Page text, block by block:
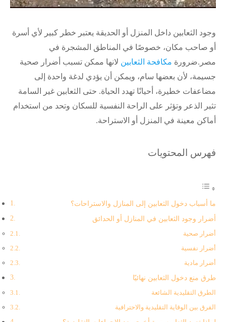
وجود الثعابين داخل المنزل أو الحديقة يعتبر خطر كبير لأي أسرة
أو صاحب مكان، خصوصًا في المناطق المشجرة في
مصر.ضرورة مكافحة الثعابين لانها ممكن تسبب أضرار صحية
جسيمة، لأن بعضها سام، ويمكن أن يؤدي لدغة واحدة إلى
مضاعفات خطيرة، أحيانًا تهدد الحياة. حتى الثعابين غير السامة
تثير الذعر وتؤثر على الراحة النفسية للسكان وتحد من استخدام
أماكن معينة في المنزل أو الاستراحة.
فهرس المحتويات
ما أسباب دخول الثعابين إلى المنازل والاستراحات؟
أضرار وجود الثعابين في المنازل أو الحدائق
أضرار صحية
أضرار نفسية
أضرار مادية
طرق منع دخول الثعابين نهائيًا
الطرق التقليدية الشائعة
الفرق بين الوقاية التقليدية والاحترافية